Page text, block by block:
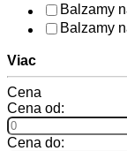
Balzamy
Balzamy
Viac
Cena
Cena od:
Cena do: